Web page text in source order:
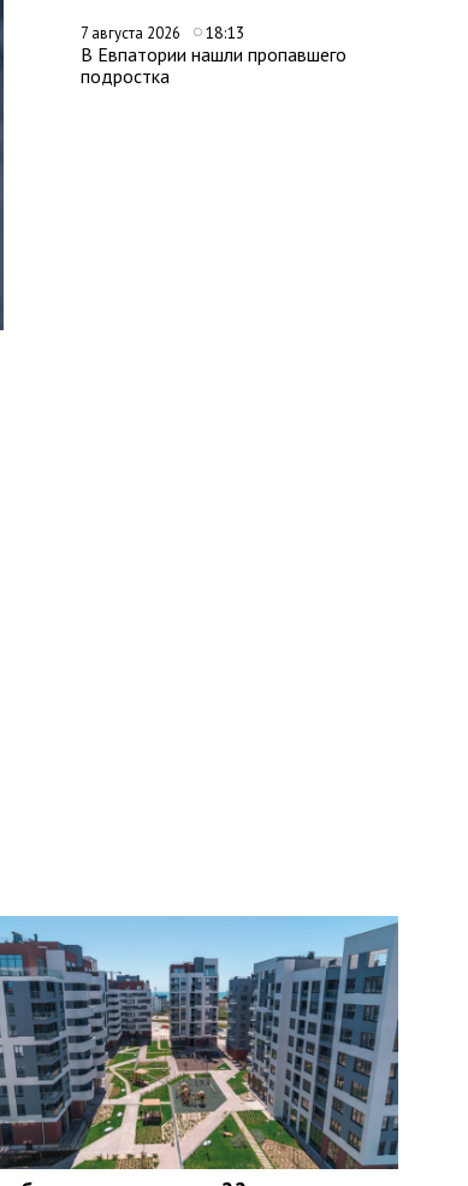
7 августа 2026 18:13
В Евпатории нашли пропавшего
подростка